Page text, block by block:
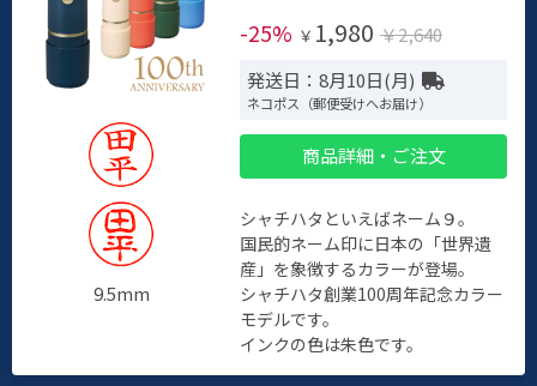
9.5mm
-25% ￥ 1,980 ￥2,640
発送日：8月10日(月)
ネコポス（郵便受けへお届け）
商品詳細・ご注文
シャチハタといえばネーム９。
国民的ネーム印に日本の「世界遺
産」を象徴するカラーが登場。
シャチハタ創業100周年記念カラー
モデルです。
インクの色は朱色です。